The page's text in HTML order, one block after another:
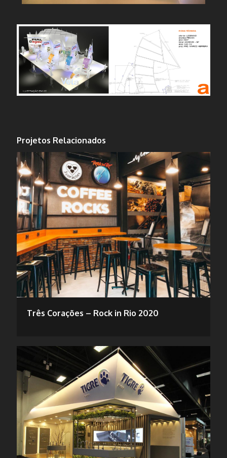
Projetos Relacionados
Três Corações – Rock in Rio 2020